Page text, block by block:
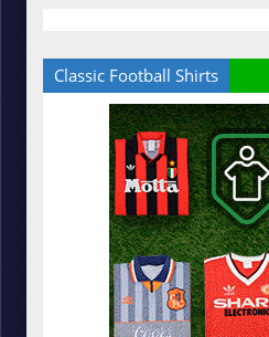
Classic Football Shirts